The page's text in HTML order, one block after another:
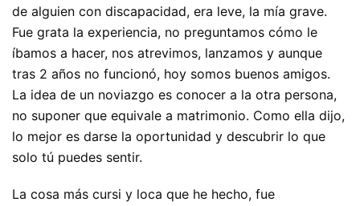
de alguien con discapacidad, era leve, la mía grave.
Fue grata la experiencia, no preguntamos cómo le
íbamos a hacer, nos atrevimos, lanzamos y aunque
tras 2 años no funcionó, hoy somos buenos amigos.
La idea de un noviazgo es conocer a la otra persona,
no suponer que equivale a matrimonio. Como ella dijo,
lo mejor es darse la oportunidad y descubrir lo que
solo tú puedes sentir.
La cosa más cursi y loca que he hecho, fue